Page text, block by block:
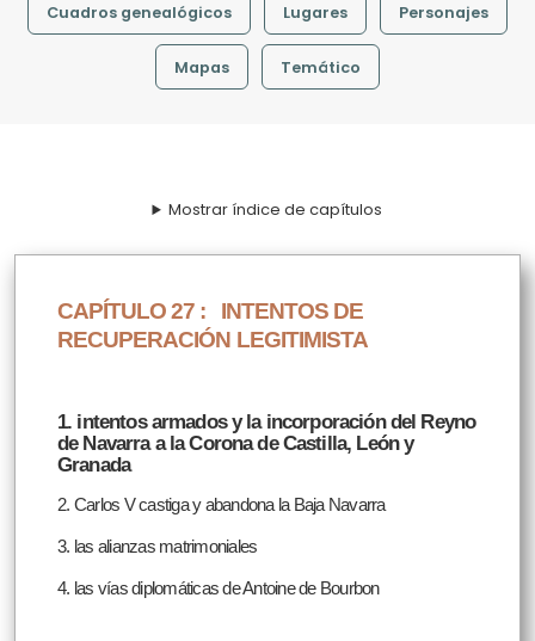
Cuadros genealógicos Lugares Personajes
Mapas Temático
Mostrar índice de capítulos
CAPÍTULO 27 : INTENTOS DE
RECUPERACIÓN LEGITIMISTA
1. intentos armados y la incorporación del Reyno
de Navarra a la Corona de Castilla, León y
Granada
2. Carlos V castiga y abandona la Baja Navarra
3. las alianzas matrimoniales
4. las vías diplomáticas de Antoine de Bourbon